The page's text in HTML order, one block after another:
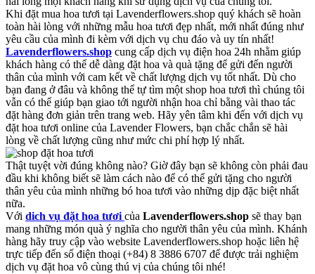
Khi đặt mua hoa tươi tại Lavenderflowers.shop quý khách sẽ hoàn
toàn hài lòng với những mẫu hoa tươi đẹp nhất, mới nhất đúng như
yêu cầu của mình đi kèm với dịch vụ chu đáo và uy tín nhất!
Lavenderflowers.shop cung cấp dịch vụ điện hoa 24h nhằm giúp
khách hàng có thể dễ dàng đặt hoa và quà tặng để gửi đến người
thân của mình với cam kết về chất lượng dịch vụ tốt nhất. Dù cho
bạn đang ở đâu và không thể tự tìm một shop hoa tươi thì chúng tôi
vẫn có thể giúp bạn giao tới người nhận hoa chỉ bằng vài thao tác
đặt hàng đơn giản trên trang web. Hãy yên tâm khi đến với dịch vụ
đặt hoa tươi online của Lavender Flowers, bạn chắc chắn sẽ hài
lòng về chất lượng cũng như mức chi phí hợp lý nhất.
Thật tuyệt vời đúng không nào? Giờ đây bạn sẽ không còn phải đau
đầu khi không biết sẽ làm cách nào để có thể gửi tặng cho người
thân yêu của mình những bó hoa tươi vào những dịp đặc biệt nhất
nữa.
Với dich vụ đặt hoa tươi của Lavenderflowers.shop sẽ thay bạn
mang những món quà ý nghĩa cho người thân yêu của mình. Khánh
hàng hãy truy cập vào website Lavenderflowers.shop hoặc liên hệ
trực tiếp đến số điện thoại (+84) 8 3886 6707 để được trải nghiệm
dịch vụ đặt hoa vô cùng thú vị của chúng tôi nhé!